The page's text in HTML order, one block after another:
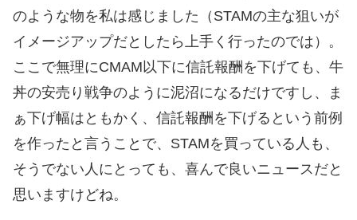
のような物を私は感じました（STAMの主な狙いが
イメージアップだとしたら上手く行ったのでは）。
ここで無理にCMAM以下に信託報酬を下げても、牛
丼の安売り戦争のように泥沼になるだけですし、ま
ぁ下げ幅はともかく、信託報酬を下げるという前例
を作ったと言うことで、STAMを買っている人も、
そうでない人にとっても、喜んで良いニュースだと
思いますけどね。